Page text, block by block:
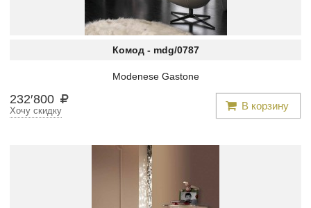
Комод - mdg/0787
Modenese Gastone
232′800 В корзину
Хочу скидку